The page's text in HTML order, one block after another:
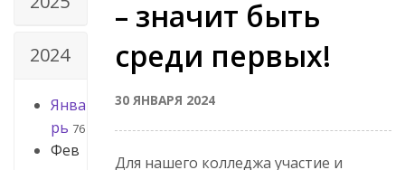
2024
Янва
рь 76
Фев
– значит быть
среди первых!
30 ЯНВАРЯ 2024
Для нашего колледжа участие и